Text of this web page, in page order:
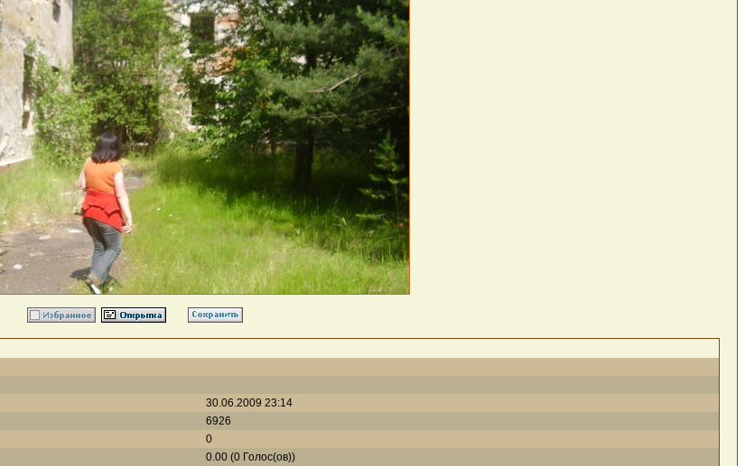
30.06.2009 23:14
6926
0
0.00 (0 Голос(ов))